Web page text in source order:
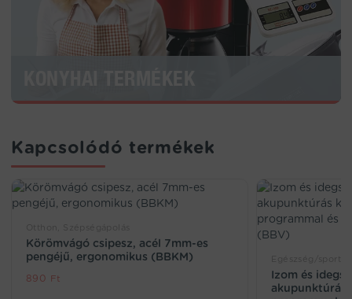
Kapcsolódó termékek
Körömvágó csipesz, acél 7mm-es
pengéjű, ergonomikus (BBKM)
890 Ft
Izom és
akupunktúrás